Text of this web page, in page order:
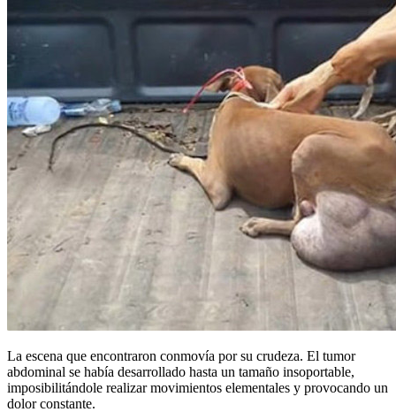
La escena que encontraron conmovía por su crudeza. El tumor
abdominal se había desarrollado hasta un tamaño insoportable,
imposibilitándole realizar movimientos elementales y provocando un
dolor constante.